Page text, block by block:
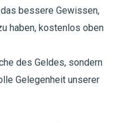
bessere Gewissen,
haben, kostenlos oben
des Geldes, sondern
Gelegenheit unserer